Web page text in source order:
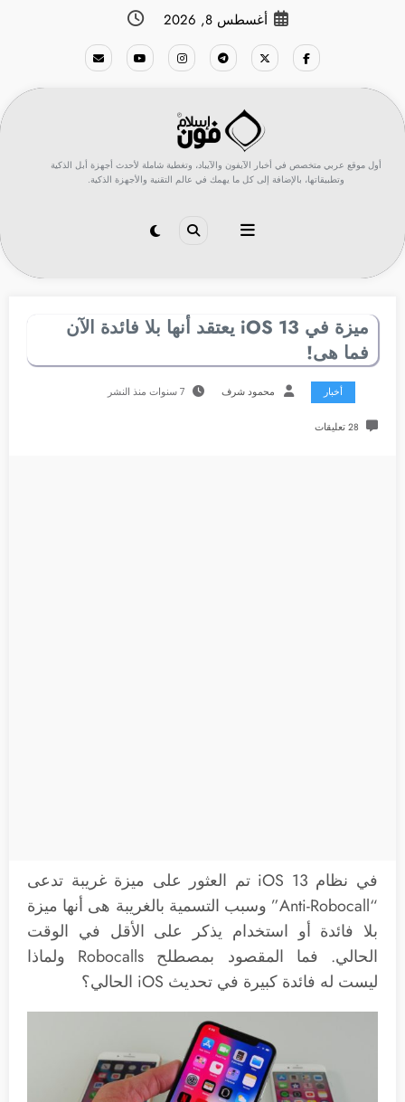
أغسطس 8, 2026
أول موقع عربي متخصص في أخبار الآيفون والآيباد، وتغطية شاملة لأحدث أجهزة أبل الذكية
وتطبيقاتها، بالإضافة إلى كل ما يهمك في عالم التقنية والأجهزة الذكية.
ميزة في iOS 13 يعتقد أنها بلا فائدة الآن
فما هى!
أخبار محمود شرف 7 سنوات منذ النشر
28 تعليقات
في نظام iOS 13 تم العثور على ميزة غريبة تدعى
“Anti-Robocall” وسبب التسمية بالغريبة هى أنها ميزة
بلا فائدة أو استخدام يذكر على الأقل في الوقت
الحالي. فما المقصود بمصطلح Robocalls ولماذا
ليست له فائدة كبيرة في تحديث iOS الحالي؟